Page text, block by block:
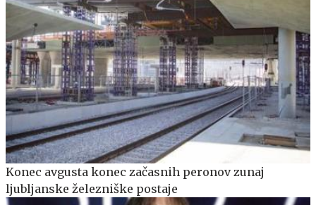
Konec avgusta konec začasnih peronov zunaj
ljubljanske železniške postaje